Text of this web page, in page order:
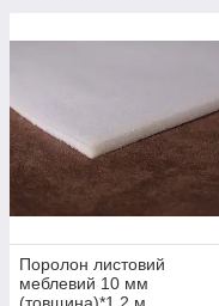
Поролон листовий
меблевий 10 мм